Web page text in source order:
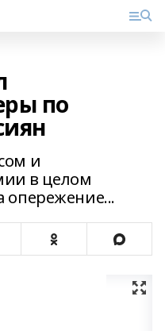
по
и
в целом
опережение...